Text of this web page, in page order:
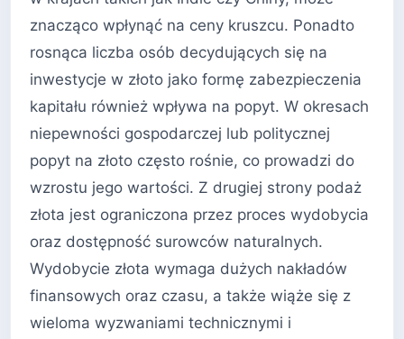
znacząco wpłynąć na ceny kruszcu. Ponadto
rosnąca liczba osób decydujących się na
inwestycje w złoto jako formę zabezpieczenia
kapitału również wpływa na popyt. W okresach
niepewności gospodarczej lub politycznej
popyt na złoto często rośnie, co prowadzi do
wzrostu jego wartości. Z drugiej strony podaż
złota jest ograniczona przez proces wydobycia
oraz dostępność surowców naturalnych.
Wydobycie złota wymaga dużych nakładów
finansowych oraz czasu, a także wiąże się z
wieloma wyzwaniami technicznymi i